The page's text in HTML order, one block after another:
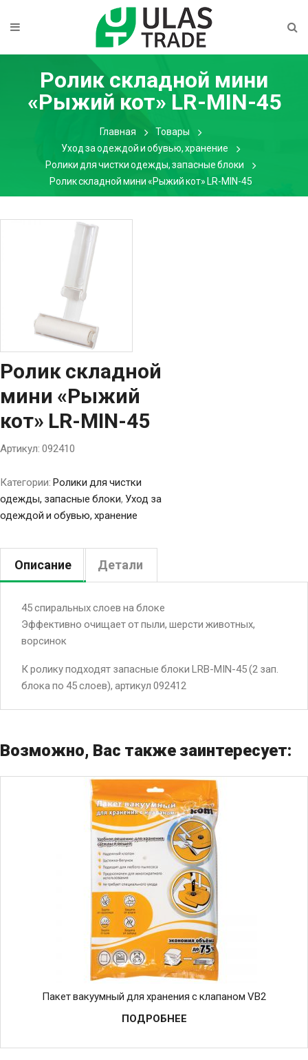
Ролик складной мини
«Рыжий кот» LR-MIN-45
Главная
Товары
Уход за одеждой и обувью, хранение
Ролики для чистки одежды, запасные блоки
Ролик складной мини «Рыжий кот» LR-MIN-45
Ролик складной
мини «Рыжий
кот» LR-MIN-45
Артикул: 092410
Категории: Ролики для чистки
одежды, запасные блоки, Уход за
одеждой и обувью, хранение
Описание Детали
45 спиральных слоев на блоке
Эффективно очищает от пыли, шерсти животных,
ворсинок
К ролику подходят запасные блоки LRB-MIN-45 (2 зап.
блока по 45 слоев), артикул 092412
Возможно, Вас также заинтересует:
Пакет вакуумный для хранения с клапаном VB2
ПОДРОБНЕЕ